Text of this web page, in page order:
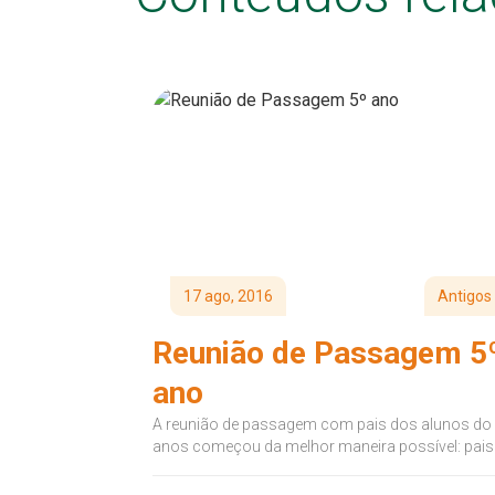
17 ago, 2016 Antigos
Reunião de Passagem
ano
A reunião de passagem com pais dos alunos do
anos começou da melhor maneira possível: pais